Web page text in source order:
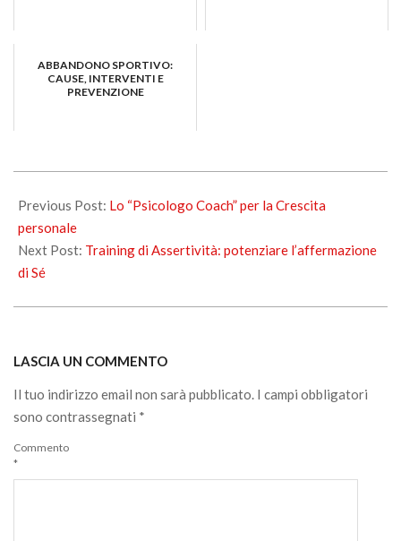
ABBANDONO SPORTIVO:
CAUSE, INTERVENTI E
PREVENZIONE
09-
26
Previous Post: Lo “Psicologo Coach” per la Crescita
personale
Next Post: Training di Assertività: potenziare l’affermazione
di Sé
LASCIA UN COMMENTO
Il tuo indirizzo email non sarà pubblicato. I campi obbligatori
sono contrassegnati *
Commento
*